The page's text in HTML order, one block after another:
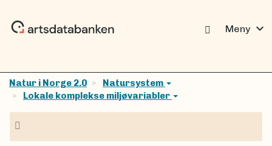
Meny expand_more
Natur i Norge 2.0
Natursystem
Lokale komplekse miljøvariabler